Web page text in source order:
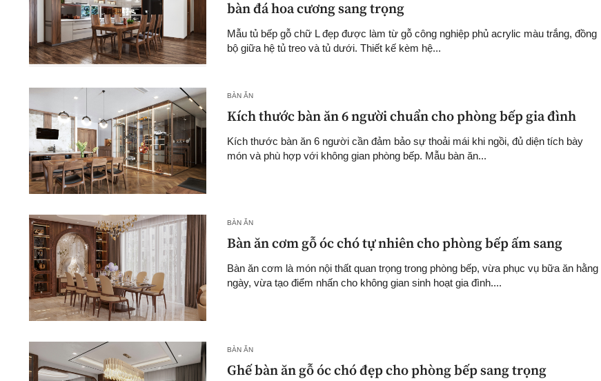
bàn đá hoa cương sang trọng
Mẫu tủ bếp gỗ chữ L đẹp được làm từ gỗ công nghiệp phủ acrylic màu trắng, đồng
bộ giữa hệ tủ treo và tủ dưới. Thiết kế kèm hệ...
BÀN ĂN
Kích thước bàn ăn 6 người chuẩn cho phòng bếp gia đình
Kích thước bàn ăn 6 người cần đảm bảo sự thoải mái khi ngồi, đủ diện tích bày
món và phù hợp với không gian phòng bếp. Mẫu bàn ăn...
BÀN ĂN
Bàn ăn cơm gỗ óc chó tự nhiên cho phòng bếp ấm sang
Bàn ăn cơm là món nội thất quan trọng trong phòng bếp, vừa phục vụ bữa ăn hằng
ngày, vừa tạo điểm nhấn cho không gian sinh hoạt gia đình....
BÀN ĂN
Ghế bàn ăn gỗ óc chó đẹp cho phòng bếp sang trọng